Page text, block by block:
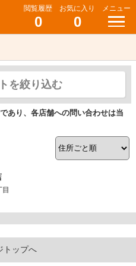
閲覧履歴
0
お気に入り
0
メニュー
を絞り込む
あり、各店舗への問い合わせは当
目
トップへ